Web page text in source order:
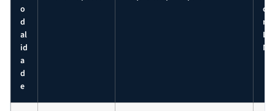
o
d
al
id
a
d
e
no